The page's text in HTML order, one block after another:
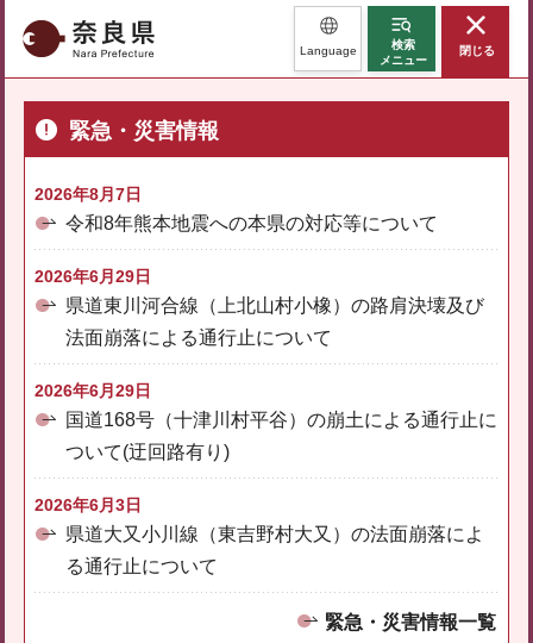
奈良県 Language
検索
メニュー
閉じる
緊急・災害情報
2026年8月7日
令和8年熊本地震への本県の対応等について
2026年6月29日
県道東川河合線（上北山村小橡）の路肩決壊及び
法面崩落による通行止について
2026年6月29日
国道168号（十津川村平谷）の崩土による通行止に
ついて(迂回路有り)
2026年6月3日
県道大又小川線（東吉野村大又）の法面崩落によ
る通行止について
緊急・災害情報一覧